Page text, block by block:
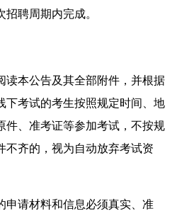
聘周期内完成。
本公告及其全部附件，并根据
下考试的考生按照规定时间、地
件、准考证等参加考试，不按规
不齐的，视为自动放弃考试资
请材料和信息必须真实、准